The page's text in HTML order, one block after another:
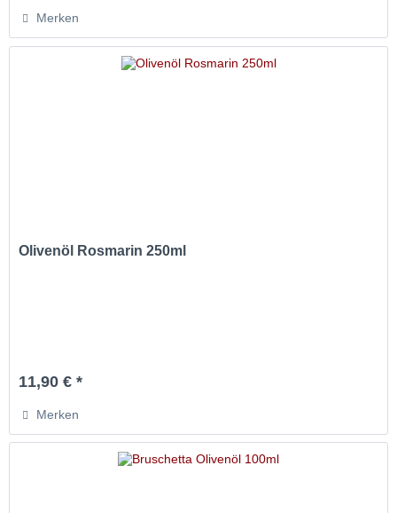
Merken
Olivenöl Rosmarin 250ml
11,90 € *
Merken